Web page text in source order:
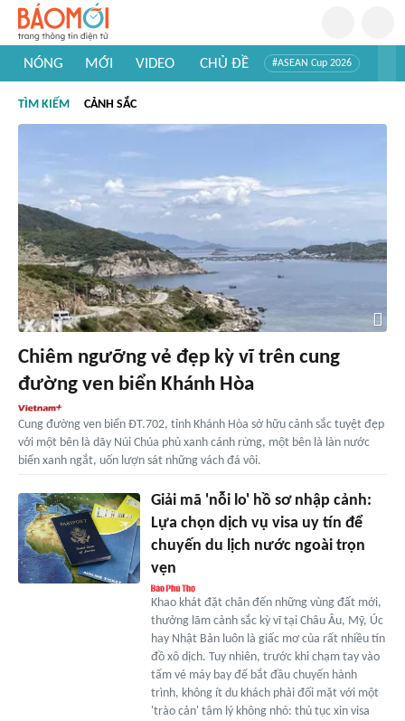
NÓNG MỚI VIDEO CHỦ ĐỀ #ASEAN Cup 2026
#Khám phá thế giới
TÌM KIẾM CẢNH SẮC
Chiêm ngưỡng vẻ đẹp kỳ vĩ trên cung
đường ven biển Khánh Hòa
Cung đường ven biển ĐT.702, tỉnh Khánh Hòa sở hữu cảnh sắc tuyệt đẹp
với một bên là dãy Núi Chúa phủ xanh cánh rừng, một bên là làn nước
biển xanh ngắt, uốn lượn sát những vách đá vôi.
Giải mã 'nỗi lo' hồ sơ nhập cảnh:
Lựa chọn dịch vụ visa uy tín để
chuyến du lịch nước ngoài trọn
vẹn
Khao khát đặt chân đến những vùng đất mới,
thưởng lãm cảnh sắc kỳ vĩ tại Châu Âu, Mỹ, Úc
hay Nhật Bản luôn là giấc mơ của rất nhiều tín
đồ xô dịch. Tuy nhiên, trước khi chạm tay vào
tấm vé máy bay để bắt đầu chuyến hành
trình, không ít du khách phải đối mặt với một
'trào cản' tâm lý không nhỏ: thủ tục xin visa